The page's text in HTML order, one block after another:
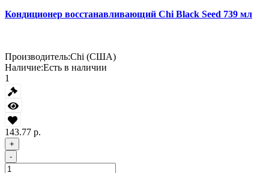
Кондиционер восстанавливающий Chi Black Seed 739 мл
Производитель:Chi (США)
Наличие:Есть в наличии
1
143.77 р.
+
-